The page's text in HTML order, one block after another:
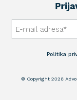
© Copyright 2026
Politika